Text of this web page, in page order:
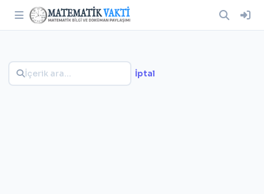
İptal